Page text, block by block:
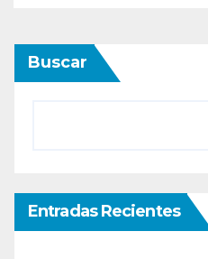
Buscar
Entradas Recientes